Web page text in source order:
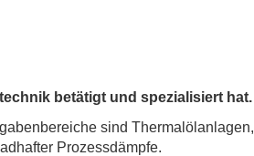
betätigt und spezialisiert hat.
sind Thermalölanlagen,
Prozessdämpfe.